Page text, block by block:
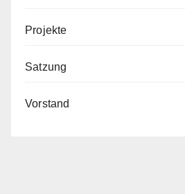
Projekte
Satzung
Vorstand